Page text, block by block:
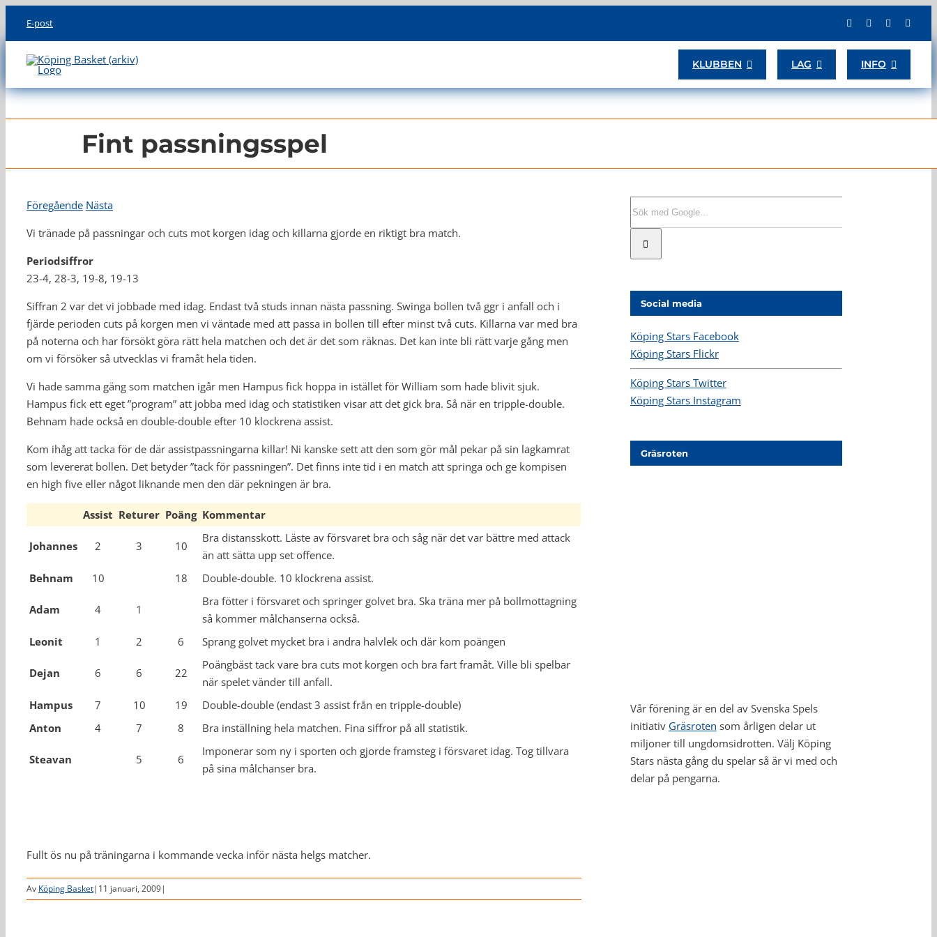
content
E-post
KLUBBEN LAG INFO
Fint passningsspel
Föregående Nästa
Vi tränade på passningar och cuts mot korgen idag och killarna gjorde en riktigt bra match.
Periodsiffror
23-4, 28-3, 19-8, 19-13
Siffran 2 var det vi jobbade med idag. Endast två studs innan nästa passning. Swinga bollen två ggr i anfall och i
fjärde perioden cuts på korgen men vi väntade med att passa in bollen till efter minst två cuts. Killarna var med bra
på noterna och har försökt göra rätt hela matchen och det är det som räknas. Det kan inte bli rätt varje gång men
om vi försöker så utvecklas vi framåt hela tiden.
Vi hade samma gäng som matchen igår men Hampus fick hoppa in istället för William som hade blivit sjuk.
Hampus fick ett eget ”program” att jobba med idag och statistiken visar att det gick bra. Så när en tripple-double.
Behnam hade också en double-double efter 10 klockrena assist.
Kom ihåg att tacka för de där assistpassningarna killar! Ni kanske sett att den som gör mål pekar på sin lagkamrat
som levererat bollen. Det betyder ”tack för passningen”. Det finns inte tid i en match att springa och ge kompisen
en high five eller något liknande men den där pekningen är bra.
Assist Returer Poäng Kommentar
Johannes 2 3 10
Bra distansskott. Läste av försvaret bra och såg när det var bättre med attack
än att sätta upp set offence.
Behnam
10 18 Double-double. 10 klockrena assist.
Adam 4 1
Bra fötter i försvaret och springer golvet bra. Ska träna mer på bollmottagning
så kommer målchanserna också.
Leonit
1 2 6 Sprang golvet mycket bra i andra halvlek och där kom poängen
Dejan 6 6 22
Poängbäst tack vare bra cuts mot korgen och bra fart framåt. Ville bli spelbar
när spelet vänder till anfall.
Hampus
7 10 19
Double-double (endast 3 assist från en tripple-double)
Anton
4 7 8 Bra inställning hela matchen. Fina siffror på all statistik.
Steavan 5 6
Imponerar som ny i sporten och gjorde framsteg i försvaret idag. Tog tillvara
på sina målchanser bra.
Fullt ös nu på träningarna i kommande vecka inför nästa helgs matcher.
Av Köping Basket| 11 januari, 2009|
Social media
Köping Stars Facebook
Köping Stars Flickr
Köping Stars Twitter
Köping Stars Instagram
Gräsroten
Vår förening är en del av Svenska Spels
initiativ Gräsroten som årligen delar ut
miljoner till ungdomsidrotten. Välj Köping
Stars nästa gång du spelar så är vi med och
delar på pengarna.